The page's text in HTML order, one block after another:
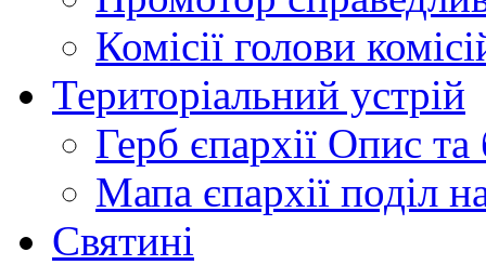
Комісії голови
Територіальний устрій
Герб єпархії Опис та
Мапа єпархії поділ
Святині